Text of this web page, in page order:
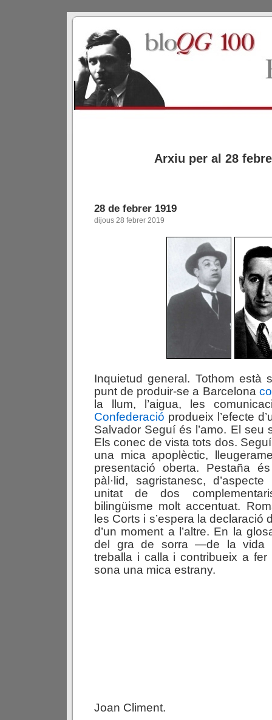
Arxiu per al 28
28 de febrer 1919
dijous 28 febrer 2019
Inquietud general. Tothom està
punt de produir-se a Barcelona
la llum, l’aigua, les
Confederació produeix l’efecte
Salvador Seguí és l’amo. El seu
Els conec de vista tots dos.
una mica apoplèctic,
presentació oberta. Pestaña
pàl·lid, sagristanesc,
unitat de dos
bilingüisme molt accentuat.
les Corts i s’espera la declaració
d’un moment a l’altre. En la
del gra de sorra —de la vida
treballa i calla i contribueix a
sona una mica estrany.
Joan Climent.